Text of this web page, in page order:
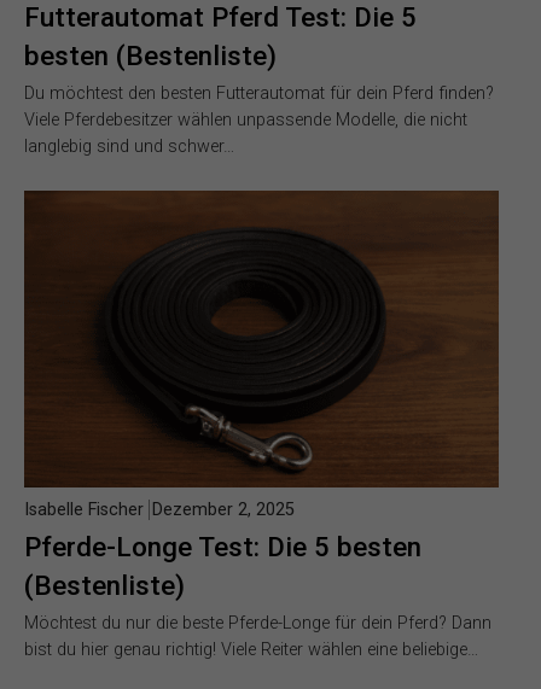
Futterautomat Pferd Test: Die 5
besten (Bestenliste)
Du möchtest den besten Futterautomat für dein Pferd finden?
Viele Pferdebesitzer wählen unpassende Modelle, die nicht
langlebig sind und schwer…
Pferde-Longe Test: Die 5 besten
(Bestenliste)
Isabelle Fischer Dezember 2, 2025
Möchtest du nur die beste Pferde-Longe für dein Pferd? Dann
bist du hier genau richtig! Viele Reiter wählen eine beliebige…